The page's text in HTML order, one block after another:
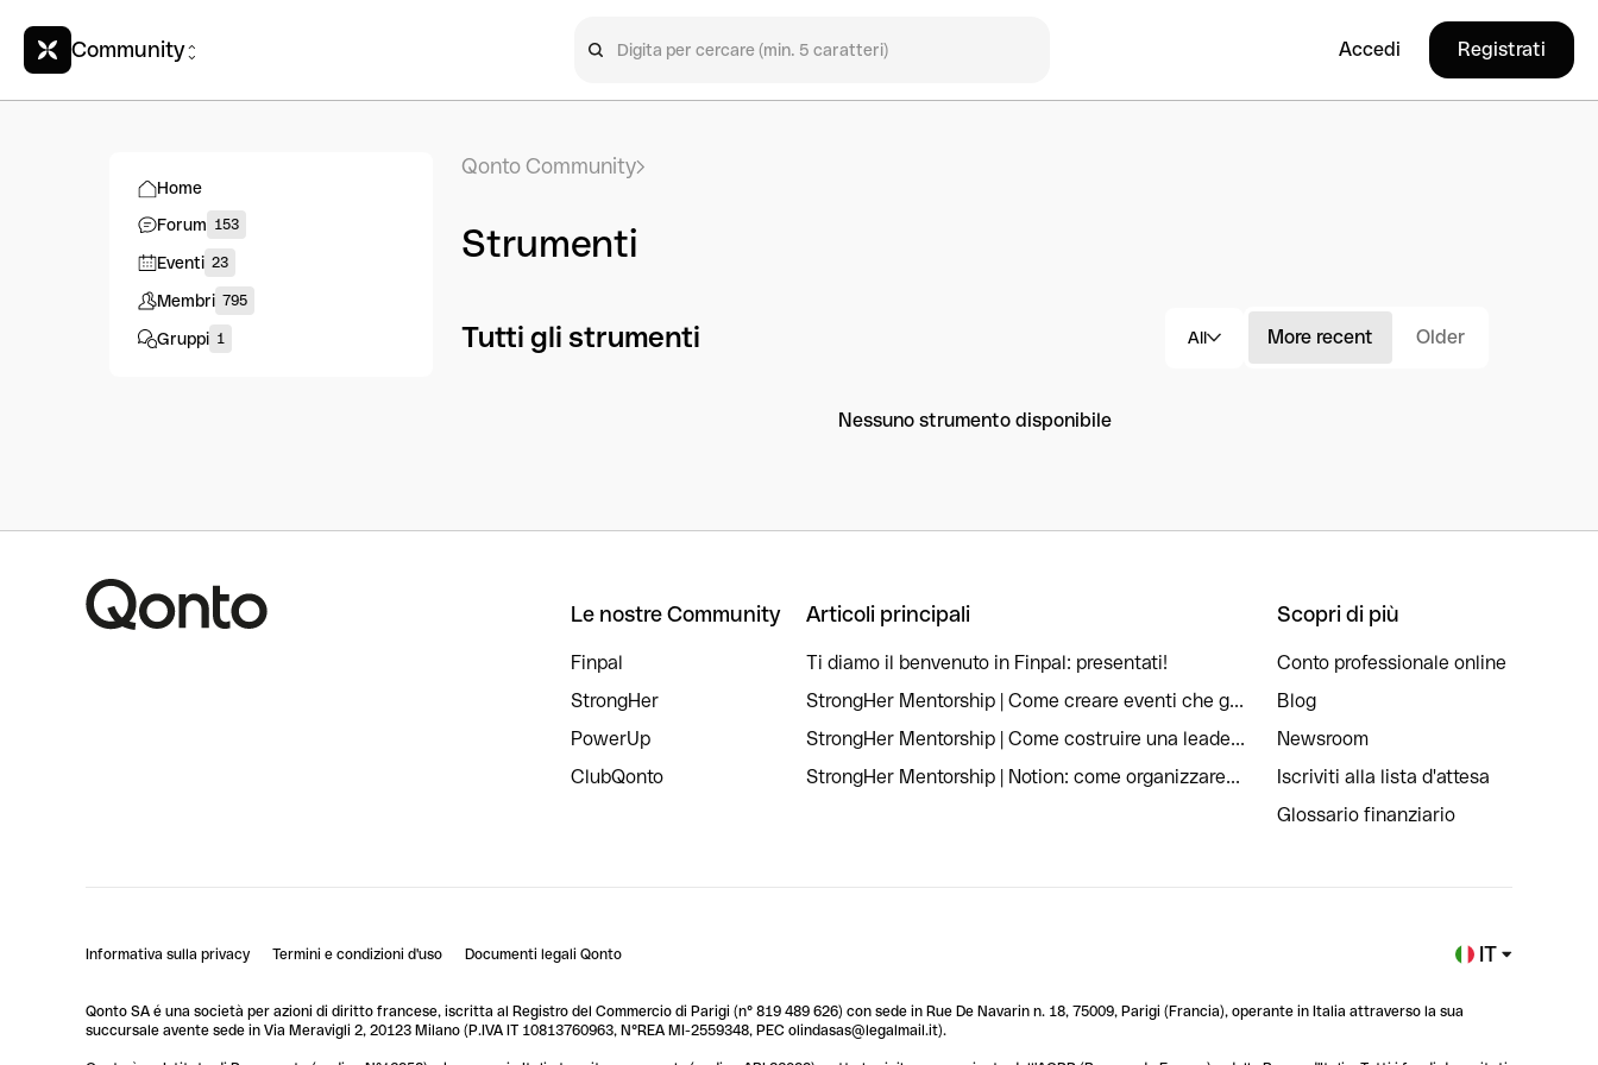
Community Accedi Registrati
Home
Forum 153
Eventi 23
Membri 795
Gruppi 1
Qonto Community
Strumenti
Tutti gli strumenti All More recent Older
Nessuno strumento disponibile
Le nostre Community
Finpal
StrongHer
PowerUp
ClubQonto
Articoli principali
Ti diamo il benvenuto in Finpal: presentati!
StrongHer Mentorship | Come creare eventi che g...
StrongHer Mentorship | Come costruire una leade...
StrongHer Mentorship | Notion: come organizzare...
Scopri di più
Conto professionale online
Blog
Newsroom
Iscriviti alla lista d'attesa
Glossario finanziario
Informativa sulla privacy Termini e condizioni d'uso Documenti legali Qonto IT
Qonto SA é una società per azioni di diritto francese, iscritta al Registro del Commercio di Parigi (n° 819 489 626) con sede in Rue De Navarin n. 18, 75009, Parigi (Francia), operante in Italia attraverso la sua
succursale avente sede in Via Meravigli 2, 20123 Milano (P.IVA IT 10813760963, N°REA MI-2559348, PEC olindasas@legalmail.it).